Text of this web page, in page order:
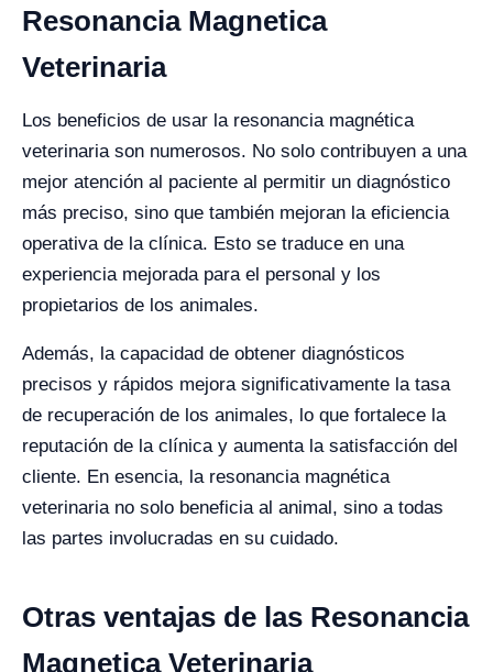
Resonancia Magnetica
Veterinaria
Los beneficios de usar la resonancia magnética
veterinaria son numerosos. No solo contribuyen a una
mejor atención al paciente al permitir un diagnóstico
más preciso, sino que también mejoran la eficiencia
operativa de la clínica. Esto se traduce en una
experiencia mejorada para el personal y los
propietarios de los animales.
Además, la capacidad de obtener diagnósticos
precisos y rápidos mejora significativamente la tasa
de recuperación de los animales, lo que fortalece la
reputación de la clínica y aumenta la satisfacción del
cliente. En esencia, la resonancia magnética
veterinaria no solo beneficia al animal, sino a todas
las partes involucradas en su cuidado.
Otras ventajas de las Resonancia
Magnetica Veterinaria